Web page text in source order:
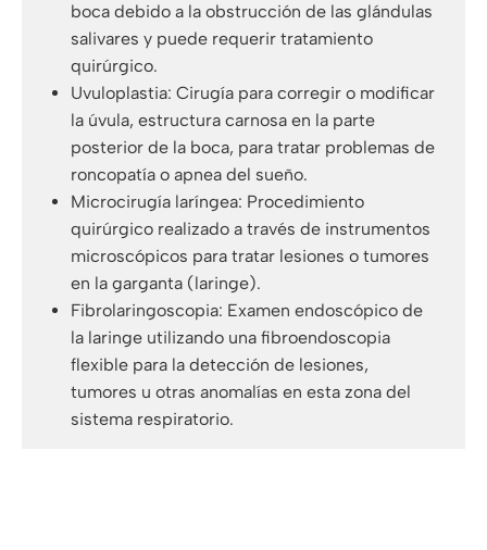
boca debido a la obstrucción de las glándulas
salivares y puede requerir tratamiento
quirúrgico.
Uvuloplastia: Cirugía para corregir o modificar
la úvula, estructura carnosa en la parte
posterior de la boca, para tratar problemas de
roncopatía o apnea del sueño.
Microcirugía laríngea: Procedimiento
quirúrgico realizado a través de instrumentos
microscópicos para tratar lesiones o tumores
en la garganta (laringe).
Fibrolaringoscopia: Examen endoscópico de
la laringe utilizando una fibroendoscopia
flexible para la detección de lesiones,
tumores u otras anomalías en esta zona del
sistema respiratorio.